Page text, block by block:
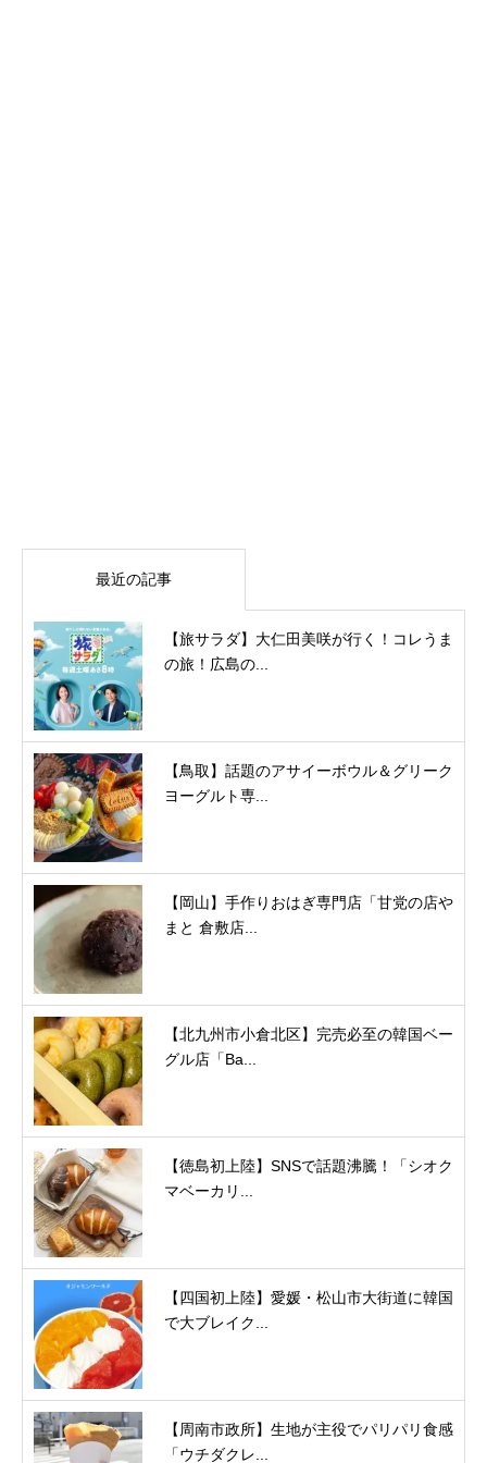
最近の記事
【旅サラダ】大仁田美咲が行く！コレうま
の旅！広島の...
【鳥取】話題のアサイーボウル＆グリーク
ヨーグルト専...
【岡山】手作りおはぎ専門店「甘党の店や
まと 倉敷店...
【北九州市小倉北区】完売必至の韓国ベー
グル店「Ba...
【徳島初上陸】SNSで話題沸騰！「シオク
マベーカリ...
【四国初上陸】愛媛・松山市大街道に韓国
で大ブレイク...
【周南市政所】生地が主役でパリパリ食感
「ウチダクレ...